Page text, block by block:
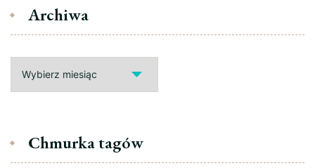
Archiwa
Chmurka tagów